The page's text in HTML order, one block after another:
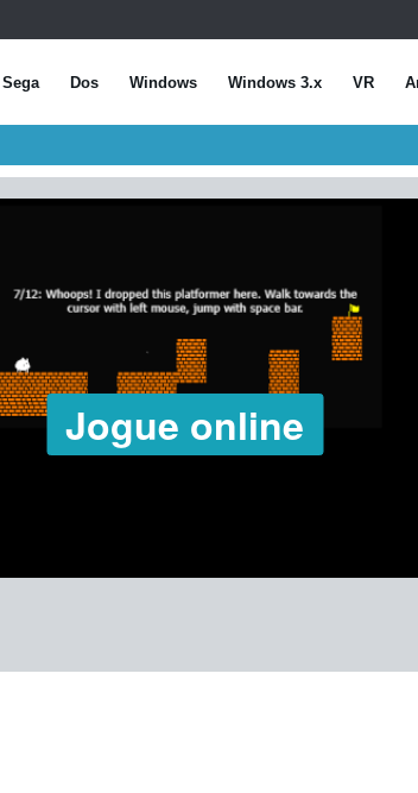
Sega Dos Windows Windows 3.x VR
Jogue online